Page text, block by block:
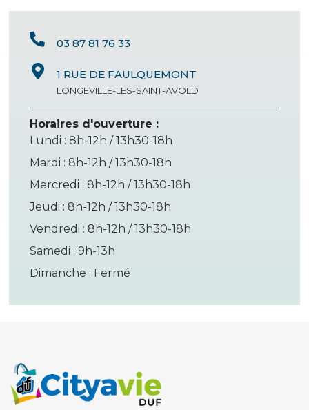
03 87 81 76 33
1 RUE DE FAULQUEMONT
LONGEVILLE-LES-SAINT-AVOLD
Horaires d'ouverture :
Lundi : 8h-12h / 13h30-18h
Mardi : 8h-12h / 13h30-18h
Mercredi : 8h-12h / 13h30-18h
Jeudi : 8h-12h / 13h30-18h
Vendredi : 8h-12h / 13h30-18h
Samedi : 9h-13h
Dimanche : Fermé